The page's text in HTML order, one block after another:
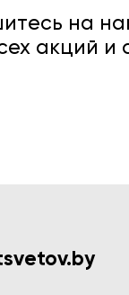
на
акций и